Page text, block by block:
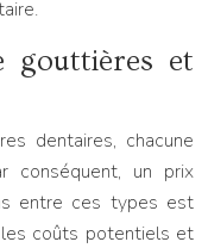
gouttières et
dentaires, chacune
conséquent, un prix
entre ces types est
coûts potentiels et